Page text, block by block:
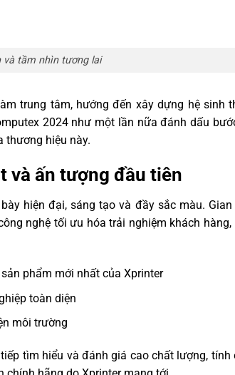
và tầm nhìn tương lai
trung tâm, hướng đến xây dựng hệ sinh
2024 như một lần nữa đánh dấu
thương hiệu này.
và ấn tượng đầu tiên
hiện đại, sáng tạo và đầy sắc màu.
nghệ tối ưu hóa trải nghiệm khách
phẩm mới nhất của Xprinter
toàn diện
môi trường
tìm hiểu và đánh giá cao chất lượng, tính